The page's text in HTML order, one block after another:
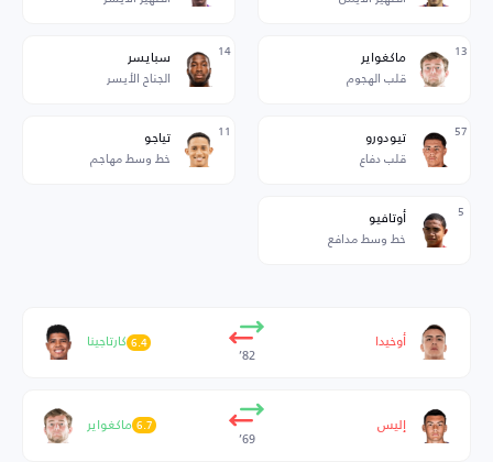
13 ماكغواير
قلب الهجوم
14 سبايسر
الجناح الأيسر
57 تيودورو
قلب دفاع
11 تياجو
خط وسط مهاجم
5 أوتافيو
خط وسط مدافع
أوخيدا
82’
كارتاجينا 6.4
إليس
69’
ماكغواير6.7